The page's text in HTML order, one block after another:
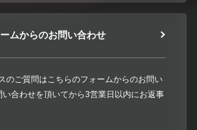
ムからのお問い合わせ
のご質問はこちらのフォームからのお問い
合わせを頂いてから3営業日以内にお返事